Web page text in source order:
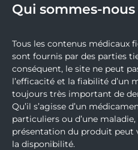
Qui sommes-nous
Tous les contenus médicaux
sont fournis par des parties
conséquent, le site ne peut
l’efficacité et la fiabilité d’un
toujours très important de
Qu’il s’agisse d’un
particuliers ou d’une
présentation du produit peut
la disponibilité.